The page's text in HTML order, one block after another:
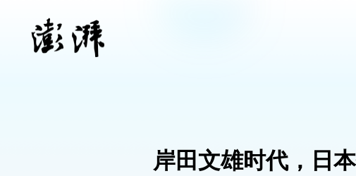
岸田文雄时代，日